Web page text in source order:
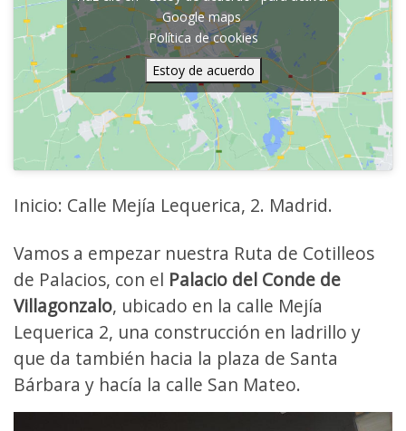
Google maps
Política de cookies
Estoy de acuerdo
Inicio: Calle Mejía Lequerica, 2. Madrid.
Vamos a empezar nuestra Ruta de Cotilleos
de Palacios, con el Palacio del Conde de
Villagonzalo, ubicado en la calle Mejía
Lequerica 2, una construcción en ladrillo y
que da también hacia la plaza de Santa
Bárbara y hacía la calle San Mateo.